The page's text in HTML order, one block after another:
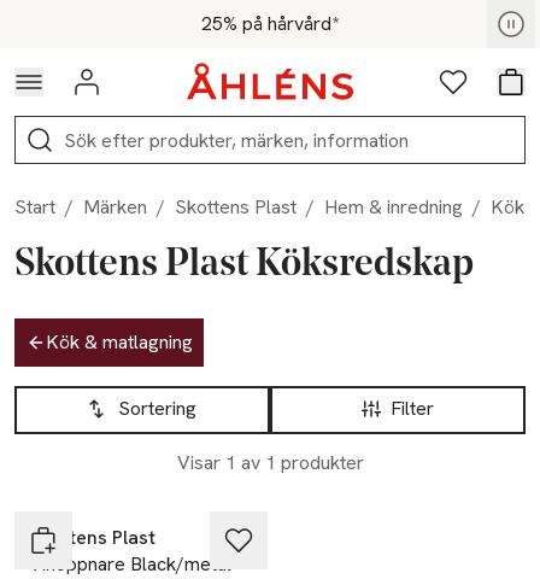
Hoppa till navigationsmenyn25% på hårvård*
För medlemmar - Shoppa nu
Logga in Favoriter
Sök
Start / Märken / Skottens Plast / Hem & inredning / Kök
Skottens Plast Köksredskap
Hoppa till produktsidan
Kök & matlagning
Hoppa till produktsidan
Filter
Sortering
Visar 1 av 1 produkter
Lista över produkter
Skottens Plast
Vinöppnare Black/metal